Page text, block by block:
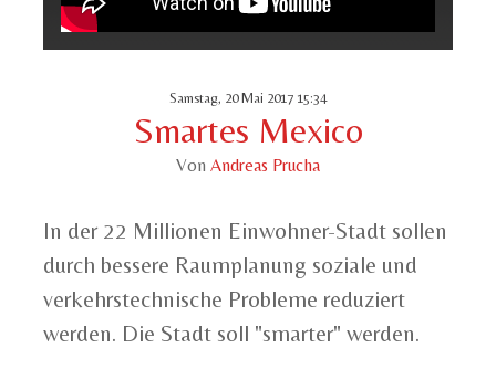
Samstag, 20 Mai 2017 15:34
Smartes Mexico
Von Andreas Prucha
In der 22 Millionen Einwohner-Stadt sollen
durch bessere Raumplanung soziale und
verkehrstechnische Probleme reduziert
werden. Die Stadt soll "smarter" werden.